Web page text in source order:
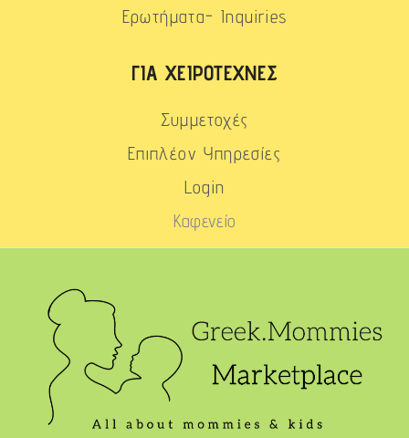
Ερωτήματα- Inquiries
ΓΙΑ ΧΕΙΡΟΤΈΧΝΕΣ
Συμμετοχές
Επιπλέον Υπηρεσίες
Login
Καφενείο